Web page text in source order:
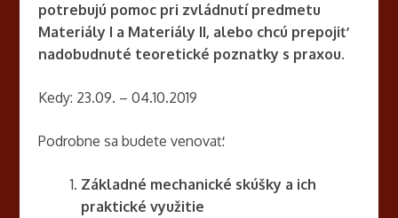
potrebujú pomoc pri zvládnutí predmetu
Materiály I a Materiály II, alebo chcú prepojiť
nadobudnuté teoretické poznatky s praxou.
Kedy: 23.09. – 04.10.2019
Podrobne sa budete venovať:
Základné mechanické skúšky a ich
praktické využitie